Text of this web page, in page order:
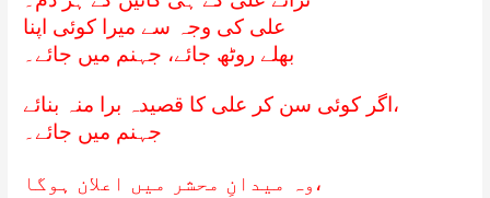
علی کی وجہ سے میرا کوئی اپنا
بھلے روٹھ جائے، جہنم میں جائے۔
اگر کوئی سن کر علی کا قصیدہ برا منہ بنائے،
جہنم میں جائے۔
وہ میدانِ محشر میں اعلان ہوگا،